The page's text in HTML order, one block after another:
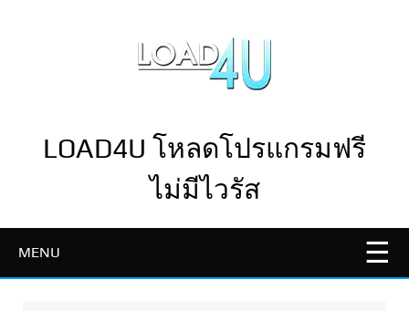
LOAD4U โหลดโปรแกรมฟรี
ไม่มีไวรัส
MENU